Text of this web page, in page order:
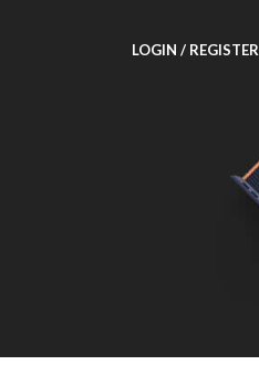
LOGIN / REGISTER